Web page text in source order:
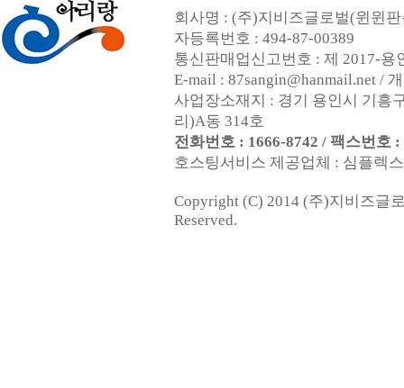
회사명 : (주)지비즈글로벌(윈윈
자등록번호 : 494-87-00389
통신판매업신고번호 : 제 2017-용
E-mail : 87sangin@hanmail.net /
사업장소재지 : 경기 용인시 기흥
리)A동 314호
전화번호 : 1666-8742 / 팩스번호 :
호스팅서비스 제공업체 : 심플렉
Copyright (C) 2014 (주)지비즈글
Reserved.